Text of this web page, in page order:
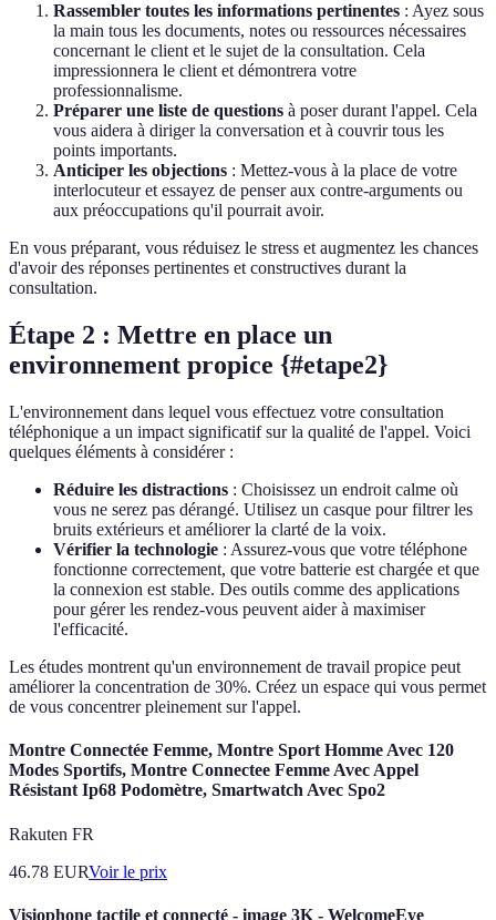
Rassembler toutes les informations pertinentes : Ayez sous
la main tous les documents, notes ou ressources nécessaires
concernant le client et le sujet de la consultation. Cela
impressionnera le client et démontrera votre
professionnalisme.
Préparer une liste de questions à poser durant l'appel. Cela
vous aidera à diriger la conversation et à couvrir tous les
points importants.
Anticiper les objections : Mettez-vous à la place de votre
interlocuteur et essayez de penser aux contre-arguments ou
aux préoccupations qu'il pourrait avoir.
En vous préparant, vous réduisez le stress et augmentez les chances
d'avoir des réponses pertinentes et constructives durant la
consultation.
Étape 2 : Mettre en place un
environnement propice {#etape2}
L'environnement dans lequel vous effectuez votre consultation
téléphonique a un impact significatif sur la qualité de l'appel. Voici
quelques éléments à considérer :
Réduire les distractions : Choisissez un endroit calme où
vous ne serez pas dérangé. Utilisez un casque pour filtrer les
bruits extérieurs et améliorer la clarté de la voix.
Vérifier la technologie : Assurez-vous que votre téléphone
fonctionne correctement, que votre batterie est chargée et que
la connexion est stable. Des outils comme des applications
pour gérer les rendez-vous peuvent aider à maximiser
l'efficacité.
Les études montrent qu'un environnement de travail propice peut
améliorer la concentration de 30%. Créez un espace qui vous permet
de vous concentrer pleinement sur l'appel.
Montre Connectée Femme, Montre Sport Homme Avec 120
Modes Sportifs, Montre Connectee Femme Avec Appel
Résistant Ip68 Podomètre, Smartwatch Avec Spo2
Rakuten FR
46.78 EURVoir le prix
Visiophone tactile et connecté - image 3K - WelcomeEye